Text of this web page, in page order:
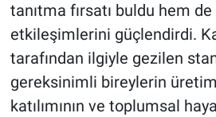
tanıtma fırsatı buldu hem
etkileşimlerini güçlendirdi.
tarafından ilgiyle gezilen
gereksinimli bireylerin
katılımının ve toplumsal